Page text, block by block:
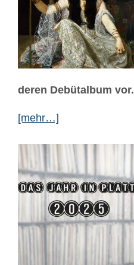
deren Debütalbum vor.
[mehr…]